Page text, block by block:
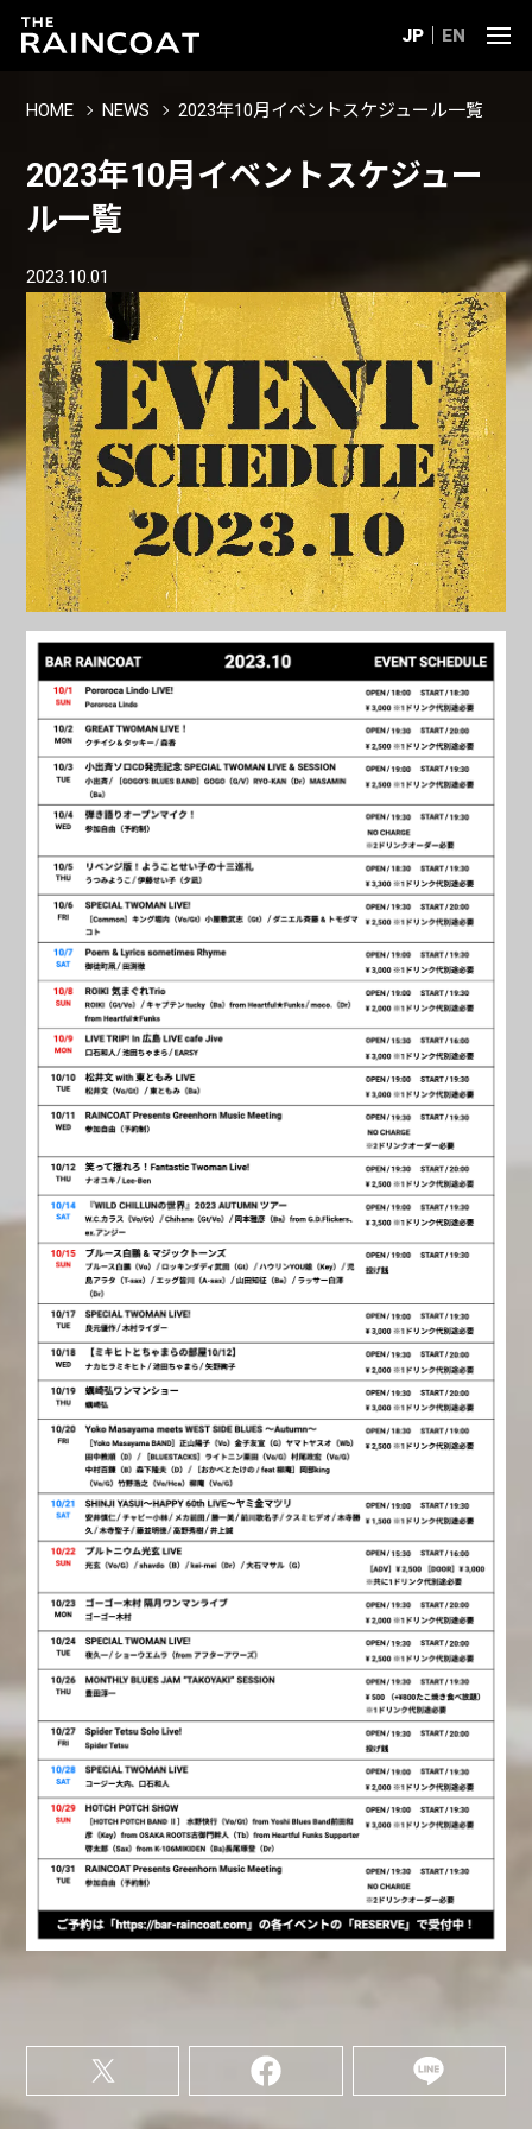
JP EN
HOME NEWS 2023年10月イベントスケジュール一覧
2023年10月イベントスケジュー
ル一覧
2023.10.01